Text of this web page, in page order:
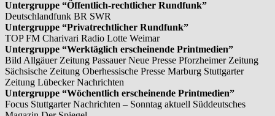
Untergruppe “Öffentlich-rechtlicher Rundfunk”
Deutschlandfunk BR SWR
Untergruppe “Privatrechtlicher Rundfunk”
TOP FM Charivari Radio Lotte Weimar
Untergruppe “Werktäglich erscheinende Printmedien”
Bild Allgäuer Zeitung Passauer Neue Presse Pforzheimer Zeitung
Sächsische Zeitung Oberhessische Presse Marburg Stuttgarter
Zeitung Lübecker Nachrichten
Untergruppe “Wöchentlich erscheinende Printmedien”
Focus Stuttgarter Nachrichten – Sonntag aktuell Süddeutsches